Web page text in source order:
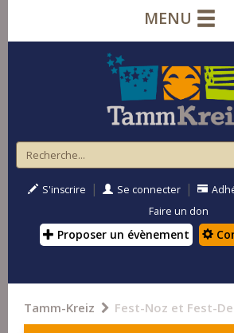
MENU
S'inscrire | Se connecter |
Faire un don
Proposer un évènement
Tamm-Kreiz Fest-Noz et Fest-